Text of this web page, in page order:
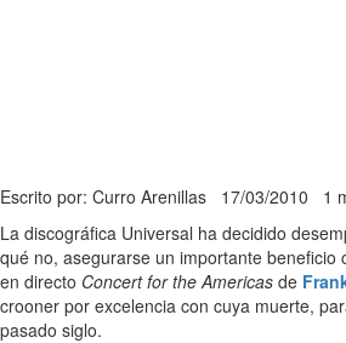
Escrito por: Curro Arenillas 17/03/2010 1
La discográfica Universal ha decidido
qué no, asegurarse un importante beneficio
en directo Concert for the Americas de
crooner por excelencia con cuya muerte,
pasado siglo.